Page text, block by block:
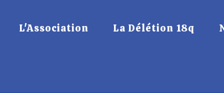
L'Association La Délétion 18q